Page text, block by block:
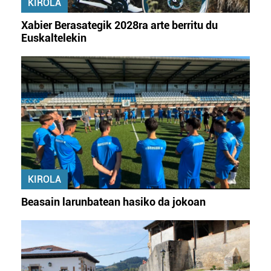
fitxategiak erabiltzen ditu. Zure esperientzia eta
baliatzen gara. Ohar hau onartuz gero, teknologia hori
irakurri
KIROLA
Xabier Berasategik 2028ra arte berritu du
Euskaltelekin
KIROLA
Beasain larunbatean hasiko da jokoan